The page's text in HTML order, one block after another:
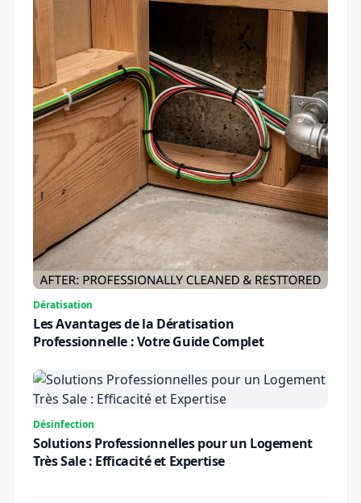
Dératisation
Les Avantages de la Dératisation
Professionnelle : Votre Guide Complet
Désinfection
Solutions Professionnelles pour un Logement
Très Sale : Efficacité et Expertise